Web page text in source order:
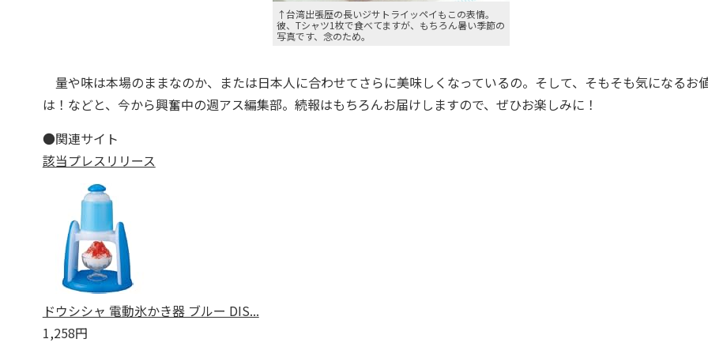
↑台湾出張歴の長いジサトライッペイもこの表情。
彼、Tシャツ1枚で食べてますが、もちろん暑い季節の
写真です、念のため。
量や味は本場のままなのか、または日本人に合わせてさらに美味しくなっているの。そして、そもそも気になるお
は！などと、今から興奮中の週アス編集部。続報はもちろんお届けしますので、ぜひお楽しみに！
●関連サイト
該当プレスリリース
ドウシシャ 電動氷かき器 ブルー DIS...
1,258円